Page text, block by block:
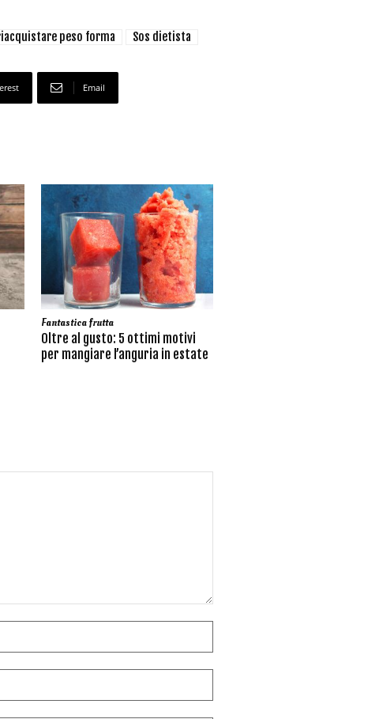
peso forma Sos dietista
Email
Fantastica frutta
Oltre al gusto: 5 ottimi motivi
per mangiare l’anguria in estate